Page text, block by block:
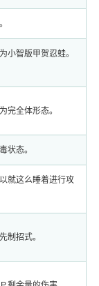
小智版甲贺忍蛙。
完全体形态。
状态。
就这么睡着进行攻
制招式。